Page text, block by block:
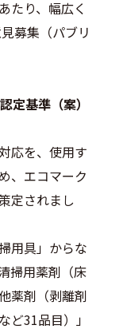
たり、幅広く
募集（パブリ
定基準（案）
応を、使用す
、エコマーク
定されまし
用具」からな
掃用薬剤（床
薬剤（剥離剤
ど31品目）」